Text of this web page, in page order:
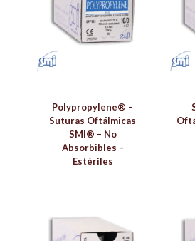
Polypropylene® –
Suturas Oftálmicas
SMI® – No
Absorbibles –
Estériles